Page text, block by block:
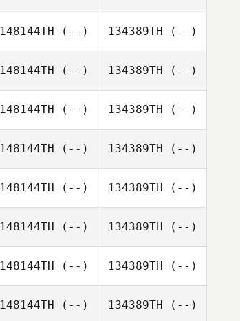
148144TH (--) 134389TH (--)
148144TH (--) 134389TH (--)
148144TH (--) 134389TH (--)
148144TH (--) 134389TH (--)
148144TH (--) 134389TH (--)
148144TH (--) 134389TH (--)
148144TH (--) 134389TH (--)
148144TH (--) 134389TH (--)